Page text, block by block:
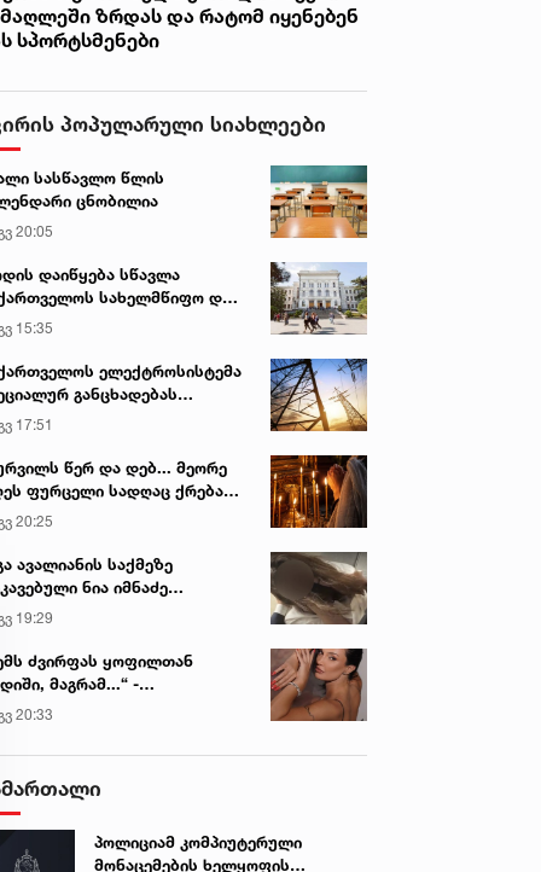
ზრდას და რატომ იყენებენ
სპორტსმენები
პოპულარული სიახლეები
სასწავლო წლის
ცნობილია
20:05
დაიწყება სწავლა
სახელმწიფო და
უნივერსიტეტებში
15:35
ელექტროსისტემა
განცხადებას
17:51
წერ და დებ... მეორე
ფურცელი სადღაც ქრება
სურვილი სრულდება...“ -
ტაძარი შიდა
20:25
ავალიანის საქმეზე
ნია იმნაძე
გადაჰყავთ
19:29
ძვირფას ყოფილთან
მაგრამ...“ -
პაიჭაძის
აღიარება
20:33
პოლიციამ კომპიუტერული
მონაცემების ხელყოფის